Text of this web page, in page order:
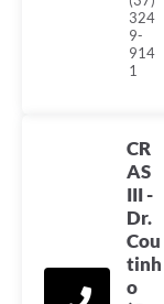
324
9-
914
1
CR
AS
III -
Dr.
Cou
tinh
o